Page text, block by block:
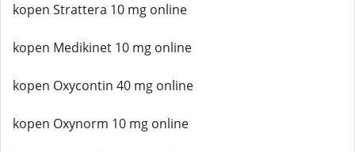
kopen Strattera 10 mg online
kopen Medikinet 10 mg online
kopen Oxycontin 40 mg online
kopen Oxynorm 10 mg online